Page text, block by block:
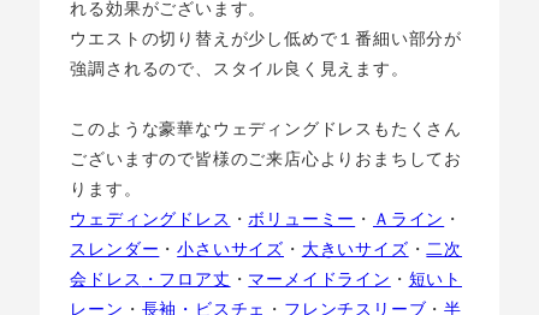
れる効果がございます。
ウエストの切り替えが少し低めで１番細い部分が
強調されるので、スタイル良く見えます。
このような豪華なウェディングドレスもたくさん
ございますので皆様のご来店心よりおまちしてお
ります。
ウェディングドレス ・ボリューミー ・ Ａライン ・
スレンダー ・小さいサイズ ・ 大きいサイズ ・二次
会ドレス ・フロア丈 ・ マーメイドライン ・ 短いト
レーン ・ 長袖 ・ビスチェ ・ フレンチスリーブ ・半